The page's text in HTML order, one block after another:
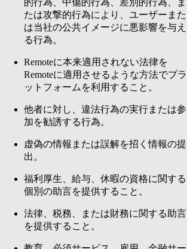
たは攻撃的行為により、ユーザーまた
は当社の公共イメージに悪影響を与え
る行為。
Remoteに本来適用されない法律を
Remoteに適用させるような方法でプラ
ットフォームを利用すること。
他者に対し、違法行為の実行または参
加を勧誘する行為。
虚偽の情報または誤解を招く情報の提
出。
福利厚生、給与、休暇の資格に関する
個別の助言を提供すること。
法律、税務、または財務に関する助言
を提供すること。